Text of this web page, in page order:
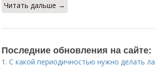
Читать дальше →
Последние обновления на сайте:
1. С какой периодичностью нужно делать